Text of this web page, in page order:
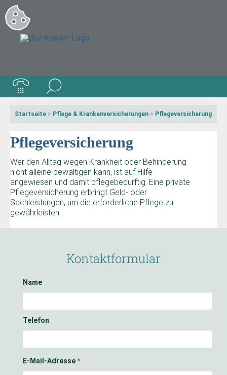
Startseite > Pflege & Krankenversicherungen > Pflegeversicherung
Pflegeversicherung
Wer den Alltag wegen Krankheit oder Behinderung
nicht alleine bewältigen kann, ist auf Hilfe
angewiesen und damit pflegebedürftig. Eine private
Pflegeversicherung erbringt Geld- oder
Sachleistungen, um die erforderliche Pflege zu
gewährleisten.
Kontaktformular
Name
Telefon
E-Mail-Adresse*